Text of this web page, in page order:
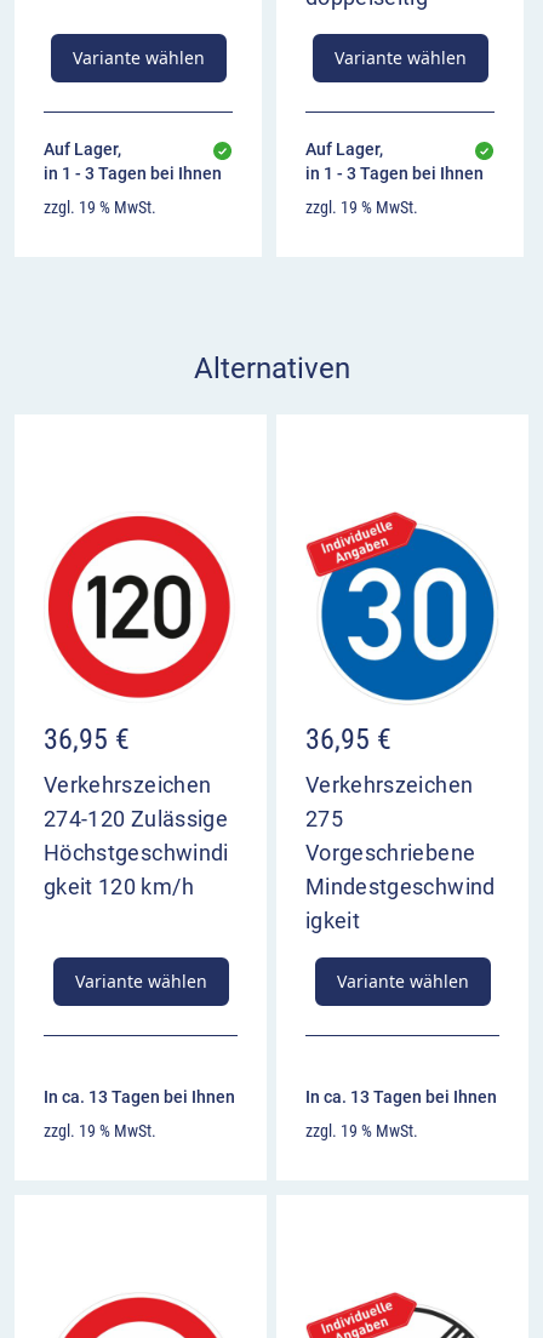
Variante wählen
Auf Lager,
in 1 - 3 Tagen bei Ihnen
zzgl. 19 % MwSt.
Variante wählen
Auf Lager,
in 1 - 3 Tagen bei Ihnen
zzgl. 19 % MwSt.
Alternativen
36,95 €
Verkehrszeichen
274-120 Zulässige
Höchstgeschwindi
gkeit 120 km/h
Variante wählen
In ca. 13 Tagen bei Ihnen
zzgl. 19 % MwSt.
36,95 €
Verkehrszeichen
275
Vorgeschriebene
Mindestgeschwind
igkeit
Variante wählen
In ca. 13 Tagen bei Ihnen
zzgl. 19 % MwSt.